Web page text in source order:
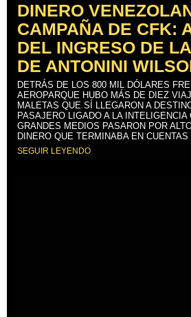
DINERO
CAMPAÑA DE CFK:
DEL INGRESO DE
DE ANTONINI
DETRÁS DE LOS 800 MIL DÓLARES
AEROPARQUE HUBO MÁS DE DIEZ
MALETAS QUE SÍ LLEGARON A
PASAJERO LIGADO A LA INTELIGENCIA
GRANDES MEDIOS PASARON POR
DINERO QUE TERMINABA EN
SEGUIR LEYENDO